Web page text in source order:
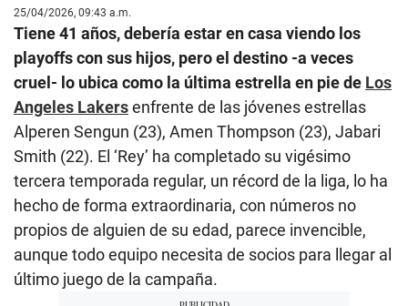
25/04/2026, 09:43 a.m.
Tiene 41 años, debería estar en casa viendo los
playoffs con sus hijos, pero el destino -a veces
cruel- lo ubica como la última estrella en pie de Los
Angeles Lakersenfrente de las jóvenes estrellas
Alperen Sengun (23), Amen Thompson (23), Jabari
Smith (22). El ‘Rey’ ha completado su vigésimo
tercera temporada regular, un récord de la liga, lo ha
hecho de forma extraordinaria, con números no
propios de alguien de su edad, parece invencible,
aunque todo equipo necesita de socios para llegar al
último juego de la campaña.